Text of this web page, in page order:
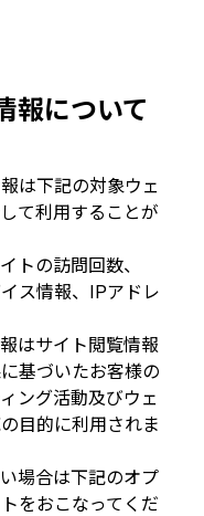
報について
は下記の対象ウェ
て利用することが
トの訪問回数、
ス情報、IPアドレ
はサイト閲覧情報
基づいたお客様の
ング活動及びウェ
目的に利用されま
場合は下記のオプ
をおこなってくだ